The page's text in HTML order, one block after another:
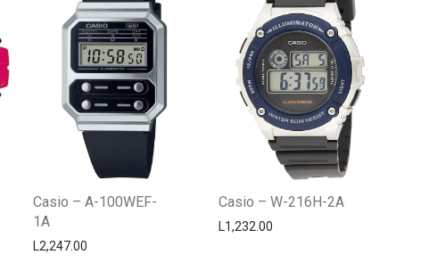
Casio – A-100WEF-
1A
L2,247.00
Casio – W-216H-2A
L1,232.00
Centro Citizen
Typically replies within a day